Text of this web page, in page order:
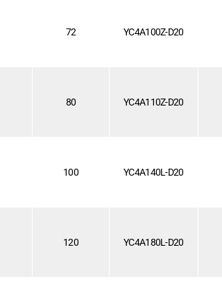
72 YC4A100Z-D20
80 YC4A110Z-D20
100 YC4A140L-D20
120 YC4A180L-D20